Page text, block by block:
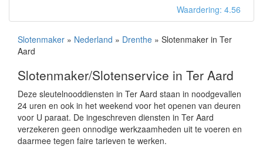
Waardering: 4.56
Slotenmaker » Nederland » Drenthe » Slotenmaker in Ter
Aard
Slotenmaker/Slotenservice in Ter Aard
Deze sleutelnooddiensten in Ter Aard staan in noodgevallen
24 uren en ook in het weekend voor het openen van deuren
voor U paraat. De ingeschreven diensten in Ter Aard
verzekeren geen onnodige werkzaamheden uit te voeren en
daarmee tegen faire tarieven te werken.